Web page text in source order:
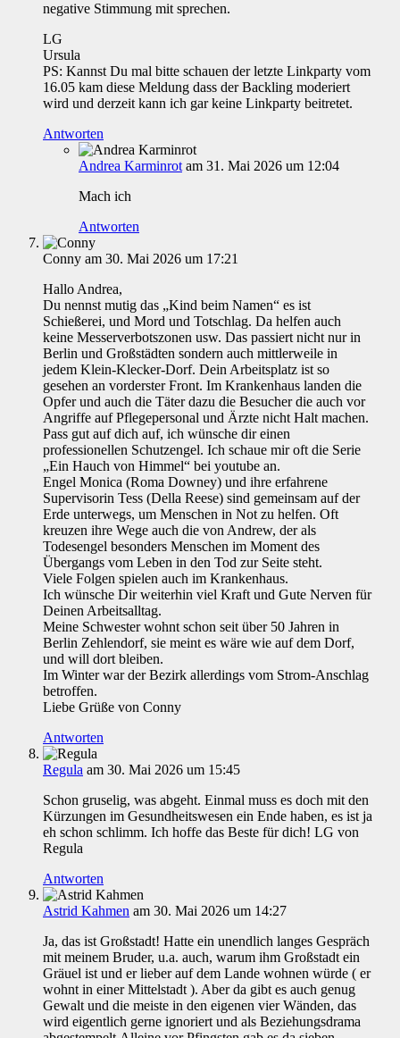
negative Stimmung mit sprechen.
LG
Ursula
PS: Kannst Du mal bitte schauen der letzte Linkparty vom
16.05 kam diese Meldung dass der Backling moderiert
wird und derzeit kann ich gar keine Linkparty beitretet.
Antworten
Andrea Karminrot am 31. Mai 2026 um 12:04
Mach ich
Antworten
Conny am 30. Mai 2026 um 17:21
Hallo Andrea,
Du nennst mutig das „Kind beim Namen“ es ist
Schießerei, und Mord und Totschlag. Da helfen auch
keine Messerverbotszonen usw. Das passiert nicht nur in
Berlin und Großstädten sondern auch mittlerweile in
jedem Klein-Klecker-Dorf. Dein Arbeitsplatz ist so
gesehen an vorderster Front. Im Krankenhaus landen die
Opfer und auch die Täter dazu die Besucher die auch vor
Angriffe auf Pflegepersonal und Ärzte nicht Halt machen.
Pass gut auf dich auf, ich wünsche dir einen
professionellen Schutzengel. Ich schaue mir oft die Serie
„Ein Hauch von Himmel“ bei youtube an.
Engel Monica (Roma Downey) und ihre erfahrene
Supervisorin Tess (Della Reese) sind gemeinsam auf der
Erde unterwegs, um Menschen in Not zu helfen. Oft
kreuzen ihre Wege auch die von Andrew, der als
Todesengel besonders Menschen im Moment des
Übergangs vom Leben in den Tod zur Seite steht.
Viele Folgen spielen auch im Krankenhaus.
Ich wünsche Dir weiterhin viel Kraft und Gute Nerven für
Deinen Arbeitsalltag.
Meine Schwester wohnt schon seit über 50 Jahren in
Berlin Zehlendorf, sie meint es wäre wie auf dem Dorf,
und will dort bleiben.
Im Winter war der Bezirk allerdings vom Strom-Anschlag
betroffen.
Liebe Grüße von Conny
Antworten
Regula am 30. Mai 2026 um 15:45
Schon gruselig, was abgeht. Einmal muss es doch mit den
Kürzungen im Gesundheitswesen ein Ende haben, es ist ja
eh schon schlimm. Ich hoffe das Beste für dich! LG von
Regula
Antworten
Astrid Kahmen am 30. Mai 2026 um 14:27
Ja, das ist Großstadt! Hatte ein unendlich langes Gespräch
mit meinem Bruder, u.a. auch, warum ihm Großstadt ein
Gräuel ist und er lieber auf dem Lande wohnen würde ( er
wohnt in einer Mittelstadt ). Aber da gibt es auch genug
Gewalt und die meiste in den eigenen vier Wänden, das
wird eigentlich gerne ignoriert und als Beziehungsdrama